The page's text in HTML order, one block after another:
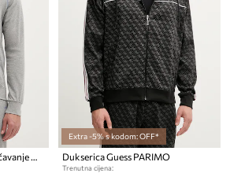
Extra -5% s kodom: OFF*
Dukserica Guess PARIMO
Trenutna cijena: